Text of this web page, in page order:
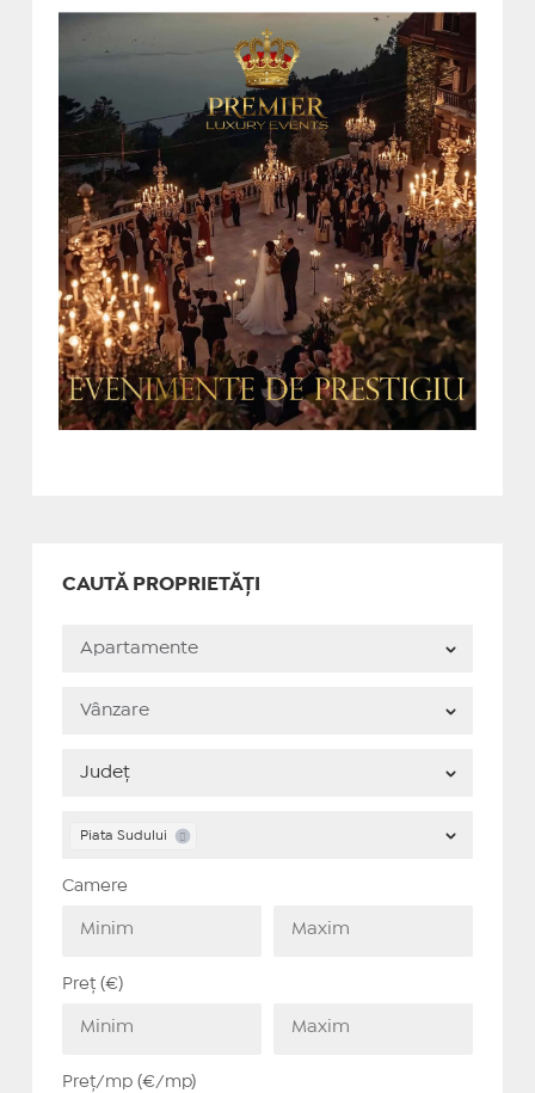
CAUTĂ PROPRIETĂȚI
Piata Sudului
Camere
Preț (€)
Preț/mp (€/mp)